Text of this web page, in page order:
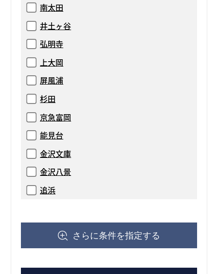
南太田
井土ヶ谷
弘明寺
上大岡
屏風浦
杉田
京急富岡
能見台
金沢文庫
金沢八景
追浜
さらに条件を指定する